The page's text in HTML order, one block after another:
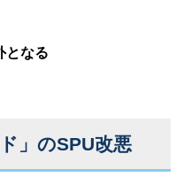
となる
」のSPU改悪